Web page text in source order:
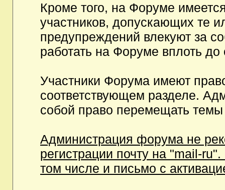
Кроме того, на Форуме
участников, допускающих те
предупреждений влекуют за
работать на Форуме вплоть
Участники Форума имеют
соответствующем разделе.
собой право перемещать темы
Администрация форума не
регистрации почту на "mail-
том числе и письмо с